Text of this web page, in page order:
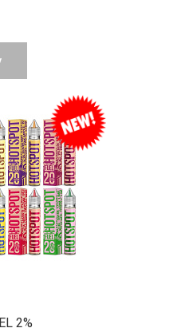
2%